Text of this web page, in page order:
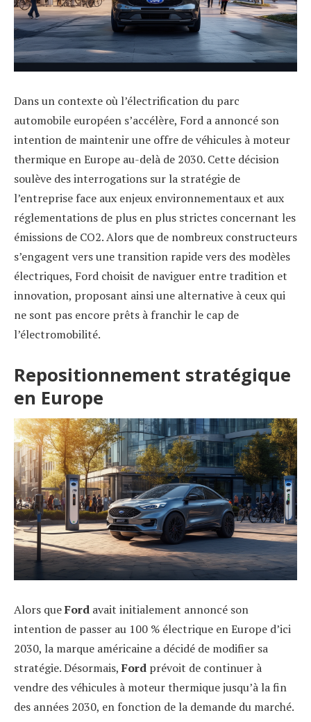
Dans un contexte où l’électrification du parc
automobile européen s’accélère, Ford a annoncé son
intention de maintenir une offre de véhicules à moteur
thermique en Europe au-delà de 2030. Cette décision
soulève des interrogations sur la stratégie de
l’entreprise face aux enjeux environnementaux et aux
réglementations de plus en plus strictes concernant les
émissions de CO2. Alors que de nombreux constructeurs
s’engagent vers une transition rapide vers des modèles
électriques, Ford choisit de naviguer entre tradition et
innovation, proposant ainsi une alternative à ceux qui
ne sont pas encore prêts à franchir le cap de
l’électromobilité.
Repositionnement stratégique
en Europe
Alors queFord avait initialement annoncé son
intention de passer au 100 % électrique en Europe d’ici
2030, la marque américaine a décidé de modifier sa
stratégie. Désormais, Ford prévoit de continuer à
vendre des véhicules à moteur thermique jusqu’à la fin
des années 2030, en fonction de la demande du marché.